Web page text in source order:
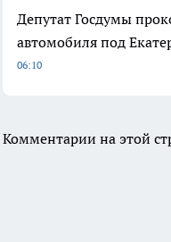
Депутат Госдумы
автомобиля под
06:10
Комментарии на этой